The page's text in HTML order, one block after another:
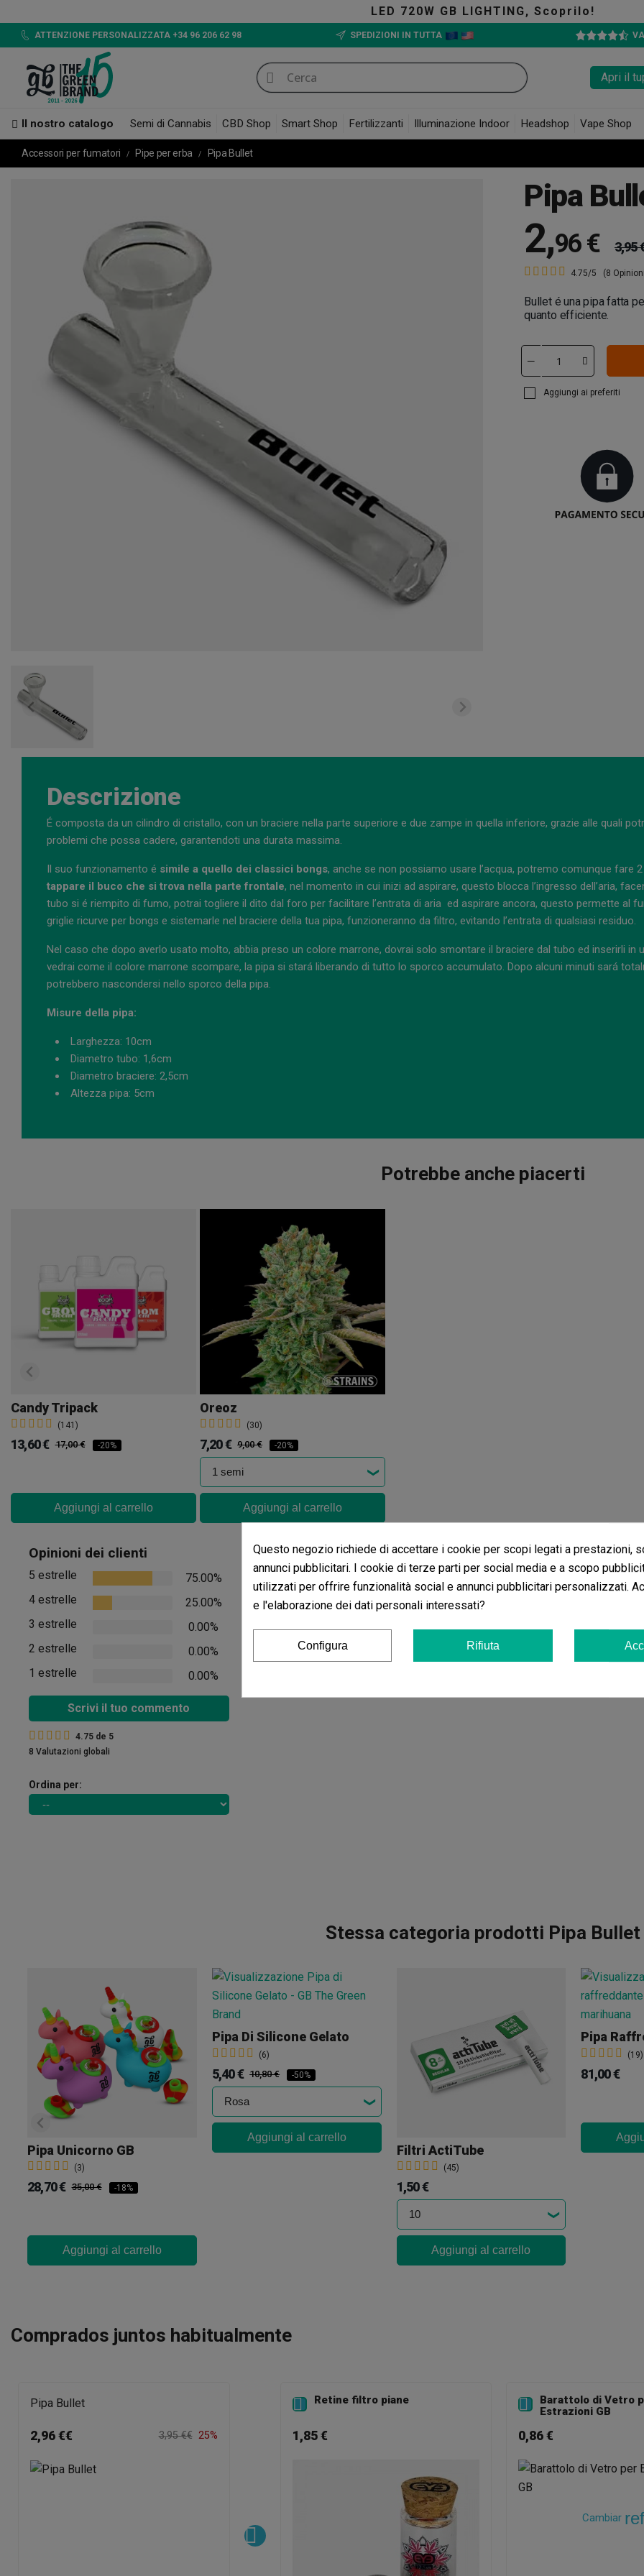
LED 720W GB LIGHTING, Scoprilo!
ATTENZIONE PERSONALIZZATA +34 96 206 62 98 SPEDIZIONI IN TUTTA
Apri il
Il nostro catalogo Semi di Cannabis CBD Shop Smart Shop Fertilizzanti Illuminazione Indoor Headshop Vape Shop
Accessori per fumatori Pipe per erba Pipa Bullet
Pipa
2,96 € 3,95
4.75/5 (8
Bullet é una pipa fatta
quanto efficiente.
Aggiungi ai preferiti
Descrizione
É composta da un cilindro di cristallo, con un braciere nella parte superiore e due zampe in quella inferiore, grazie alle quali
problemi che possa cadere, garantendoti una durata massima.
Il suo funzionamento é simile a quello dei classici bongs, anche se non possiamo usare l’acqua, potremo comunque fare
tappare il buco che si trova nella parte frontale, nel momento in cui inizi ad aspirare, questo blocca l’ingresso dell’aria,
tubo si é riempito di fumo, potrai togliere il dito dal foro per facilitare l’entrata di aria ed aspirare ancora, questo permette al
griglie ricurve per bongs e sistemarle nel braciere della tua pipa, funzioneranno da filtro, evitando l’entrata di qualsiasi residuo.
Nel caso che dopo averlo usato molto, abbia preso un colore marrone, dovrai solo smontare il braciere dal tubo ed inserirli in
vedrai come il colore marrone scompare, la pipa si stará liberando di tutto lo sporco accumulato. Dopo alcuni minuti sará
potrebbero nascondersi nello sporco della pipa.
Misure della pipa:
Larghezza: 10cm
Diametro tubo: 1,6cm
Diametro braciere: 2,5cm
Altezza pipa: 5cm
Potrebbe anche piacerti
Candy Tripack
(141)
13,60 € 17,00 € -20%
Aggiungi al carrello
Oreoz
(30)
7,20 € 9,00 € -20%
Aggiungi al carrello
Opinioni dei clienti
5 estrelle
75.00%
4 estrelle
25.00%
3 estrelle
0.00%
2 estrelle
0.00%
1 estrelle
0.00%
Scrivi il tuo commento
4.75 de 5
8 Valutazioni globali
Ordina per:
RecensioniPipa Bullet
Non ci sono recensioni nella tua lingua, controllale tutte cliccando su
Stessa categoria prodotti Pipa Bullet
Pipa Unicorno GB
(3)
28,70 € 35,00 € -18%
Aggiungi al carrello
Pipa Di Silicone Gelato
(6)
5,40 € 10,80 € -50%
Aggiungi al carrello
Filtri ActiTube
(45)
1,50 €
Aggiungi al carrello
(19)
81,00 €
Comprados juntos habitualmente
Pipa Bullet
2,96 €€ 3,95 €€ 25%
 Retine filtro piane
1,85 €

Barattolo di Vetro
Estrazioni GB
0,86 €
Cambiar
Questo negozio richiede di accettare i cookie per scopi legati a prestazioni,
annunci pubblicitari. I cookie di terze parti per social media e a scopo
utilizzati per offrire funzionalità social e annunci pubblicitari personalizzati.
e l'elaborazione dei dati personali interessati?
Configura Rifiuta